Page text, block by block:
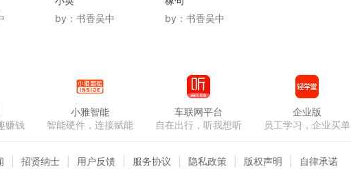
by： 书香吴中
by： 书香吴中
赚钱
小雅智能
智能硬件，连接赋能
车联网平台
自在出行，听我想听
企业版
员工学习，企业买单
招贤纳士 用户反馈 服务协议 隐私政策 版权声明 自律承诺